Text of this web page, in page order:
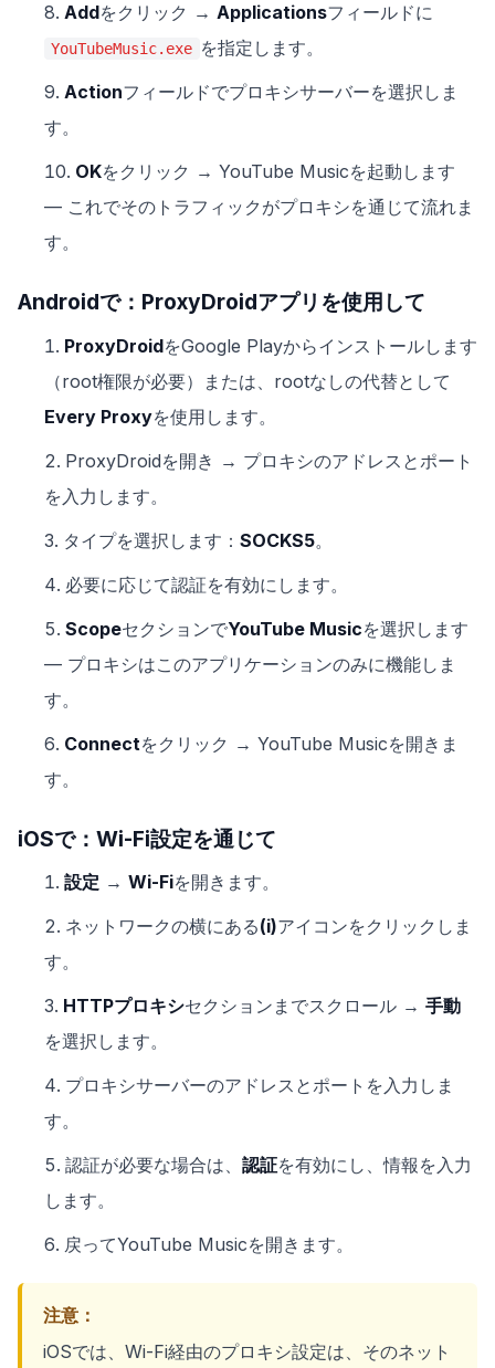
Addをクリック → Applicationsフィールドに
YouTubeMusic.exe を指定します。
Actionフィールドでプロキシサーバーを選択しま
す。
OKをクリック → YouTube Musicを起動します
— これでそのトラフィックがプロキシを通じて流れま
す。
Androidで：ProxyDroidアプリを使用して
ProxyDroidをGoogle Playからインストールします
（root権限が必要）または、rootなしの代替として
Every Proxyを使用します。
ProxyDroidを開き → プロキシのアドレスとポート
を入力します。
タイプを選択します： SOCKS5。
必要に応じて認証を有効にします。
ScopeセクションでYouTube Musicを選択します
— プロキシはこのアプリケーションのみに機能しま
す。
Connectをクリック → YouTube Musicを開きま
す。
iOSで：Wi-Fi設定を通じて
設定 → Wi-Fiを開きます。
ネットワークの横にある(i)アイコンをクリックしま
す。
HTTPプロキシセクションまでスクロール → 手動
を選択します。
プロキシサーバーのアドレスとポートを入力しま
す。
認証が必要な場合は、 認証を有効にし、情報を入力
します。
戻ってYouTube Musicを開きます。
注意：
iOSでは、Wi-Fi経由のプロキシ設定は、そのネット